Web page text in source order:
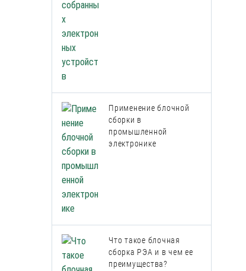
Применение блочной
сборки в
промышленной
электронике
Что такое блочная
сборка РЭА и в чем ее
преимущества?